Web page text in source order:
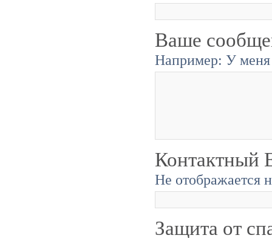
Ваше
Например: У меня
Контактный
Не отображается
Защита от